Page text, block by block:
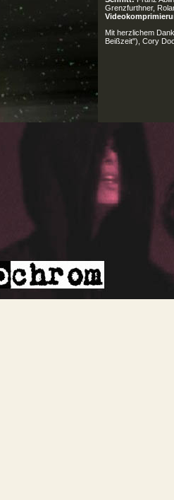
Grenzfurthner,
Mit herzlichem
Beißzeit"), Cory